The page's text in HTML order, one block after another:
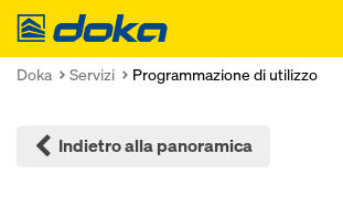
Doka
Doka Servizi Programmazione di utilizzo
Indietro alla panoramica